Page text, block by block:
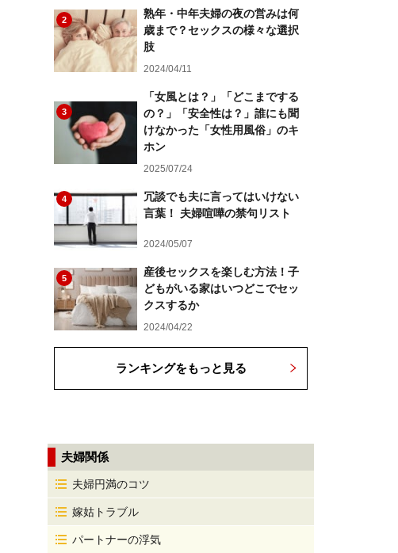
2
熟年・中年夫婦の夜の営みは何
歳まで？セックスの様々な選択
肢
2024/04/11
3
「女風とは？」「どこまでする
の？」「安全性は？」誰にも聞
けなかった「女性用風俗」のキ
ホン
2025/07/24
4
冗談でも夫に言ってはいけない
言葉！ 夫婦喧嘩の禁句リスト
2024/05/07
5
産後セックスを楽しむ方法！子
どもがいる家はいつどこでセッ
クスするか
2024/04/22
ランキングをもっと見る
夫婦関係
夫婦円満のコツ
嫁姑トラブル
パートナーの浮気